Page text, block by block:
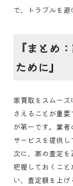
で、トラブルを避
『まとめ
ために』
家買取をスムー
さえることが重
が第一です。業
サービスを提供し
次に、家の査定
把握しておくこ
い、査定額を上